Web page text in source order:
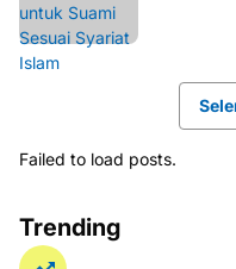
Failed to load posts.
Trending